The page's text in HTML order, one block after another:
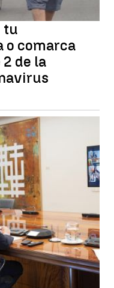
tu
o comarca
2 de la